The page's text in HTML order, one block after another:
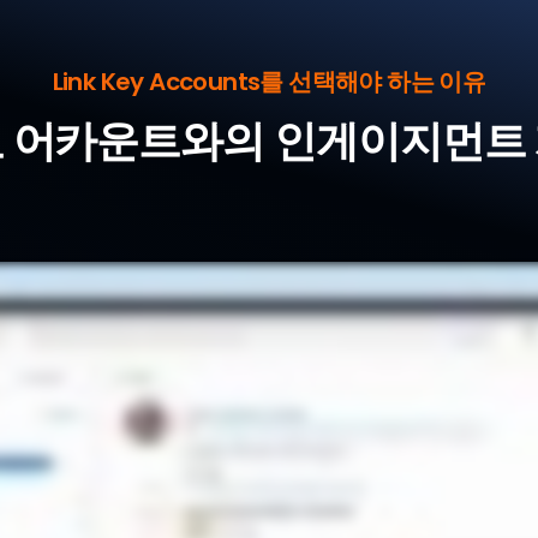
Link Key Accounts를 선택해야 하는 이유
어카운트와의 인게이지먼트